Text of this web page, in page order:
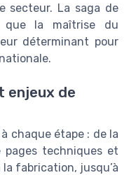
secteur. La saga de
que la maîtrise du
déterminant pour
enjeux de
chaque étape : de la
techniques et
la fabrication, jusqu’à